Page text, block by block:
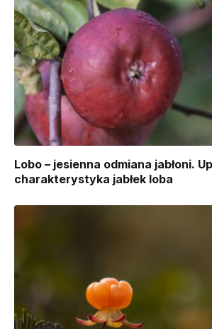
Lobo – jesienna odmiana jabłoni.
charakterystyka jabłek loba